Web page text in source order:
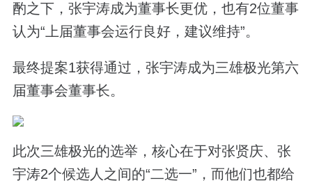
酌之下，张宇涛成为董事长更优，也有2位董事
认为“上届董事会运行良好，建议维持”。
最终提案1获得通过，张宇涛成为三雄极光第六
届董事会董事长。
此次三雄极光的选举，核心在于对张贤庆、张
宇涛2个候选人之间的“二选一”，而他们也都给